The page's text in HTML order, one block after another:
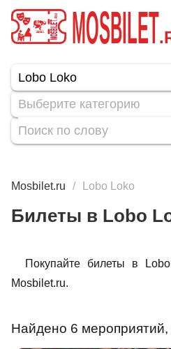
MOSBILET
Выберите категорию
Mosbilet.ru Lobo Loko
Билеты в Lobo
Покупайте билеты в
Mosbilet.ru.
Найдено 6 мероприятий,